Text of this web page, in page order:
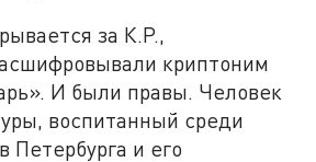
за К.Р.,
криптоним
И были правы. Человек
воспитанный среди
Петербурга и его